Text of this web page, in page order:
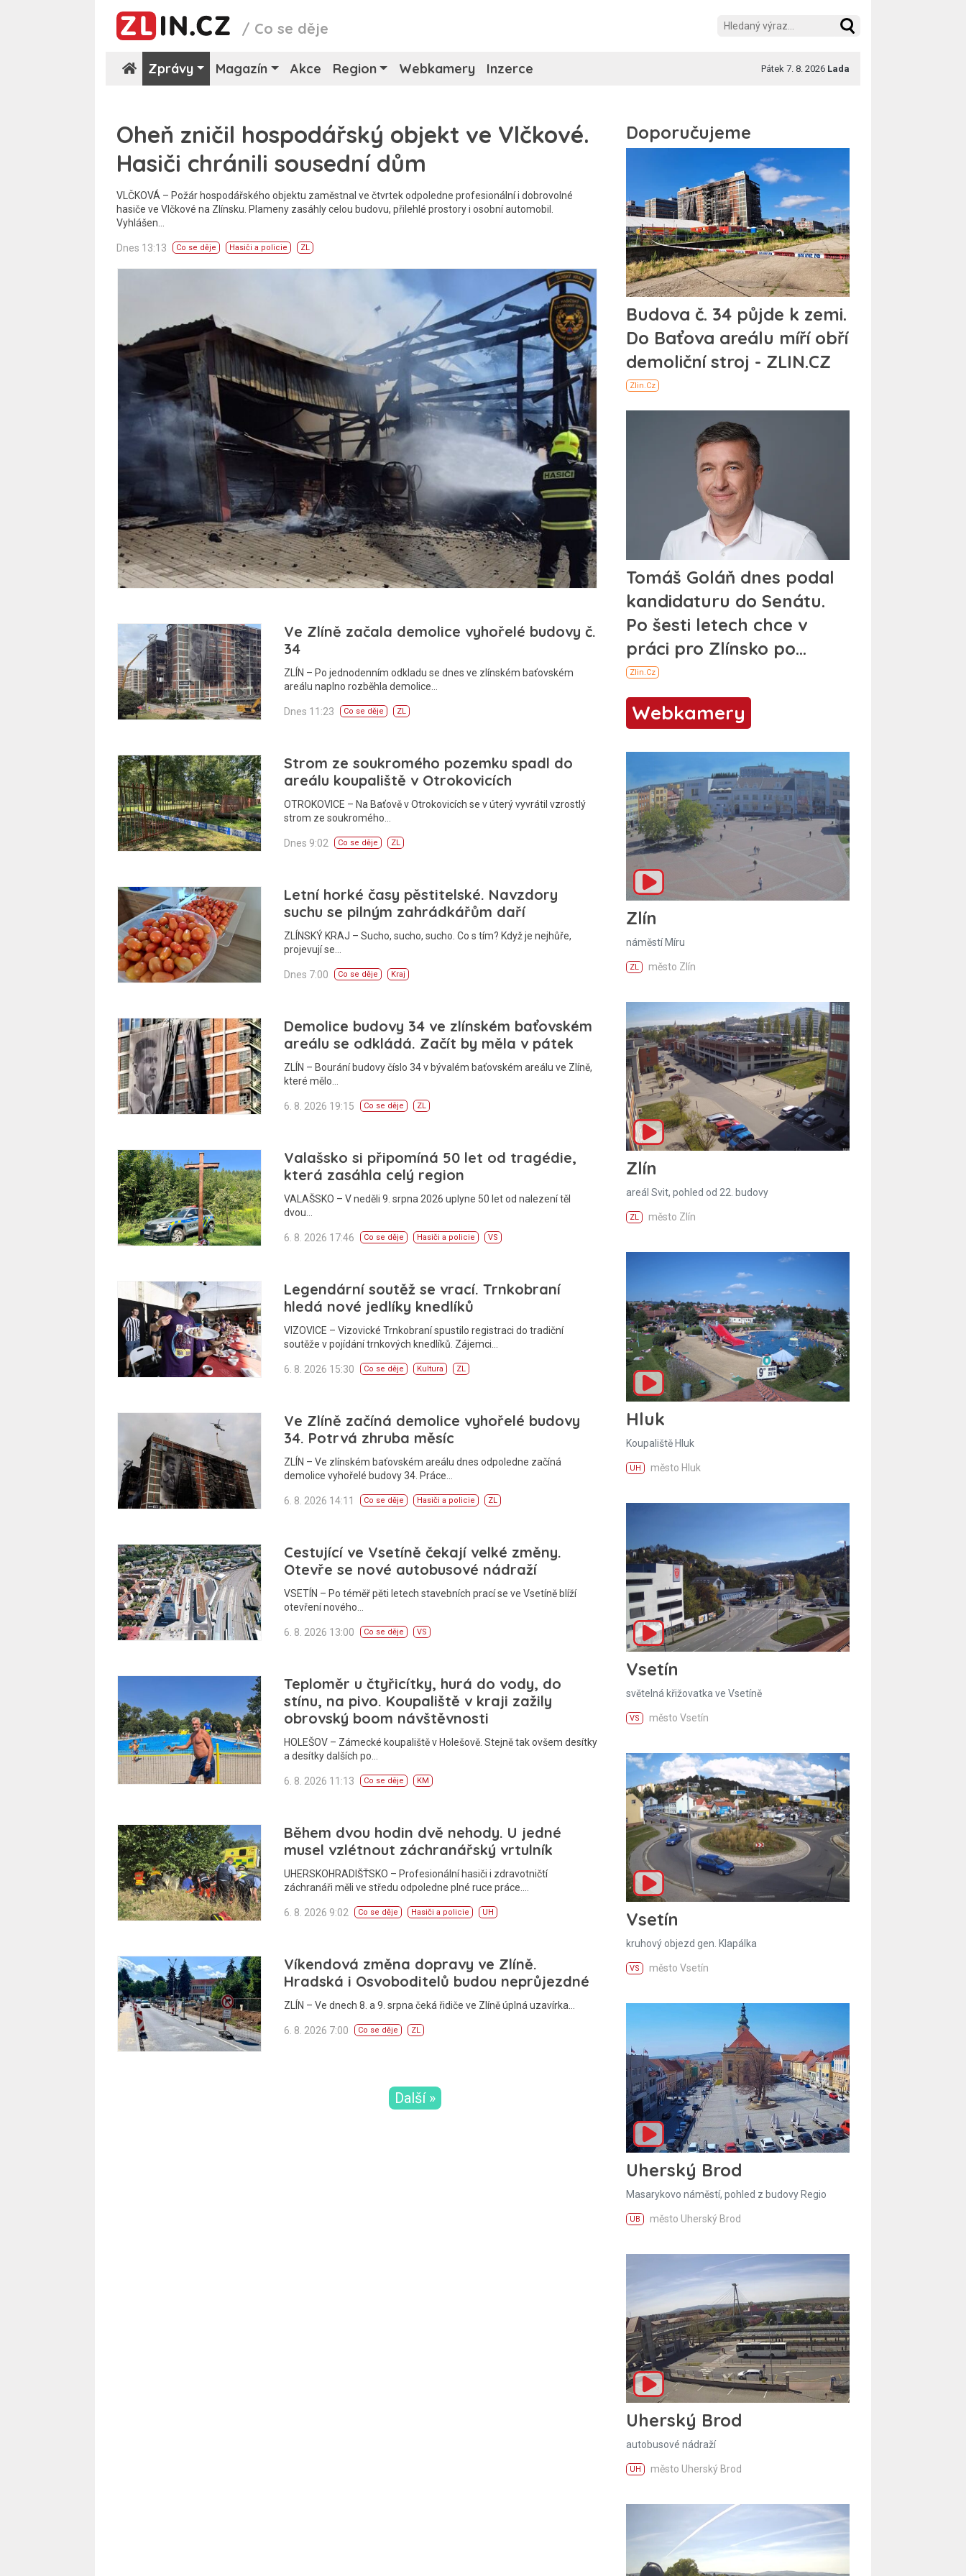
/ Co se děje
Zprávy Magazín Akce Region Webkamery Inzerce Pátek 7. 8. 2026 Lada
Oheň zničil hospodářský objekt ve Vlčkové.
Hasiči chránili sousední dům
VLČKOVÁ – Požár hospodářského objektu zaměstnal ve čtvrtek odpoledne profesionální i dobrovolné
hasiče ve Vlčkové na Zlínsku. Plameny zasáhly celou budovu, přilehlé prostory i osobní automobil.
Vyhlášen…
Dnes 13:13 Co se děje Hasiči a policie ZL
Ve Zlíně začala demolice vyhořelé budovy č.
34
ZLÍN – Po jednodenním odkladu se dnes ve zlínském baťovském
areálu naplno rozběhla demolice…
Dnes 11:23 Co se děje ZL
Strom ze soukromého pozemku spadl do
areálu koupaliště v Otrokovicích
OTROKOVICE – Na Baťově v Otrokovicích se v úterý vyvrátil vzrostlý
strom ze soukromého…
Dnes 9:02 Co se děje ZL
Letní horké časy pěstitelské. Navzdory
suchu se pilným zahrádkářům daří
ZLÍNSKÝ KRAJ – Sucho, sucho, sucho. Co s tím? Když je nejhůře,
projevují se…
Dnes 7:00 Co se děje Kraj
Demolice budovy 34 ve zlínském baťovském
areálu se odkládá. Začít by měla v pátek
ZLÍN – Bourání budovy číslo 34 v bývalém baťovském areálu ve Zlíně,
které mělo…
6. 8. 2026 19:15 Co se děje ZL
Valašsko si připomíná 50 let od tragédie,
která zasáhla celý region
VALAŠSKO – V neděli 9. srpna 2026 uplyne 50 let od nalezení těl
dvou…
6. 8. 2026 17:46 Co se děje Hasiči a policie VS
Legendární soutěž se vrací. Trnkobraní
hledá nové jedlíky knedlíků
VIZOVICE – Vizovické Trnkobraní spustilo registraci do tradiční
soutěže v pojídání trnkových knedlíků. Zájemci…
6. 8. 2026 15:30 Co se děje Kultura ZL
Ve Zlíně začíná demolice vyhořelé budovy
34. Potrvá zhruba měsíc
ZLÍN – Ve zlínském baťovském areálu dnes odpoledne začíná
demolice vyhořelé budovy 34. Práce…
6. 8. 2026 14:11 Co se děje Hasiči a policie ZL
Cestující ve Vsetíně čekají velké změny.
Otevře se nové autobusové nádraží
VSETÍN – Po téměř pěti letech stavebních prací se ve Vsetíně blíží
otevření nového…
6. 8. 2026 13:00 Co se děje VS
Teploměr u čtyřicítky, hurá do vody, do
stínu, na pivo. Koupaliště v kraji zažily
obrovský boom návštěvnosti
HOLEŠOV – Zámecké koupaliště v Holešově. Stejně tak ovšem desítky
a desítky dalších po…
6. 8. 2026 11:13 Co se děje KM
Během dvou hodin dvě nehody. U jedné
musel vzlétnout záchranářský vrtulník
UHERSKOHRADIŠŤSKO – Profesionální hasiči i zdravotničtí
záchranáři měli ve středu odpoledne plné ruce práce.…
6. 8. 2026 9:02 Co se děje Hasiči a policie UH
Víkendová změna dopravy ve Zlíně.
Hradská i Osvoboditelů budou neprůjezdné
ZLÍN – Ve dnech 8. a 9. srpna čeká řidiče ve Zlíně úplná uzavírka…
6. 8. 2026 7:00 Co se děje ZL
Další »
Webkamery
Zlín
náměstí Míru
ZL město Zlín
Zlín
areál Svit, pohled od 22. budovy
ZL město Zlín
Hluk
Koupaliště Hluk
UH město Hluk
Vsetín
světelná křižovatka ve Vsetíně
VS město Vsetín
Vsetín
kruhový objezd gen. Klapálka
VS město Vsetín
Uherský Brod
Masarykovo náměstí, pohled z budovy Regio
UB město Uherský Brod
Uherský Brod
autobusové nádraží
UH město Uherský Brod